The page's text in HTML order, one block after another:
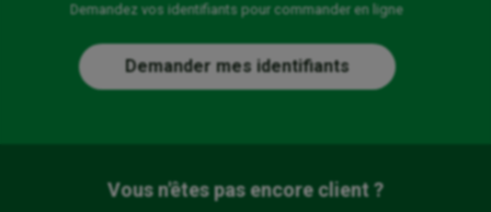
Demandez vos identifiants pour commander en ligne
Demander mes identifiants
Vous n'êtes pas encore client ?